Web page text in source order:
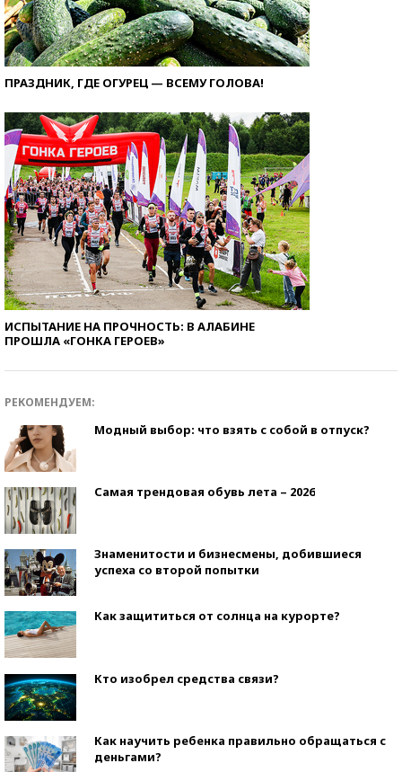
ПРАЗДНИК, ГДЕ ОГУРЕЦ — ВСЕМУ ГОЛОВА!
ИСПЫТАНИЕ НА ПРОЧНОСТЬ: В АЛАБИНЕ
ПРОШЛА «ГОНКА ГЕРОЕВ»
РЕКОМЕНДУЕМ:
Модный выбор: что взять с собой в отпуск?
Самая трендовая обувь лета – 2026
Знаменитости и бизнесмены, добившиеся
успеха со второй попытки
Как защититься от солнца на курорте?
Кто изобрел средства связи?
Как научить ребенка правильно обращаться с
деньгами?